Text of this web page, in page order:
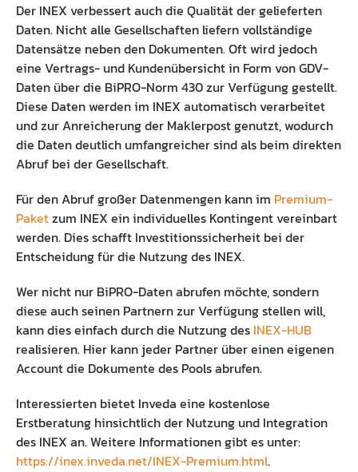
Der INEX verbessert auch die Qualität der gelieferten
Daten. Nicht alle Gesellschaften liefern vollständige
Datensätze neben den Dokumenten. Oft wird jedoch
eine Vertrags- und Kundenübersicht in Form von GDV-
Daten über die BiPRO-Norm 430 zur Verfügung gestellt.
Diese Daten werden im INEX automatisch verarbeitet
und zur Anreicherung der Maklerpost genutzt, wodurch
die Daten deutlich umfangreicher sind als beim direkten
Abruf bei der Gesellschaft.
Für den Abruf großer Datenmengen kann im Premium-
Paketzum INEX ein individuelles Kontingent vereinbart
werden. Dies schafft Investitionssicherheit bei der
Entscheidung für die Nutzung des INEX.
Wer nicht nur BiPRO-Daten abrufen möchte, sondern
diese auch seinen Partnern zur Verfügung stellen will,
kann dies einfach durch die Nutzung des INEX-HUB
realisieren. Hier kann jeder Partner über einen eigenen
Account die Dokumente des Pools abrufen.
Interessierten bietet Inveda eine kostenlose
Erstberatung hinsichtlich der Nutzung und Integration
des INEX an. Weitere Informationen gibt es unter:
https://inex.inveda.net/INEX-Premium.html.